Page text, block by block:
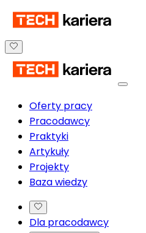
Oferty pracy
Pracodawcy
Praktyki
Artykuły
Projekty
Baza wiedzy
Dla pracodawcy